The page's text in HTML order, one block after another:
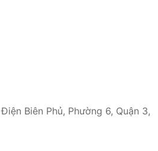
Điện Biên Phủ, Phường 6, Quận 3,